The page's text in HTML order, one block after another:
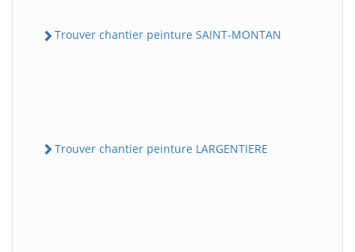
Trouver chantier peinture SAINT-MONTAN
Trouver chantier peinture LARGENTIERE